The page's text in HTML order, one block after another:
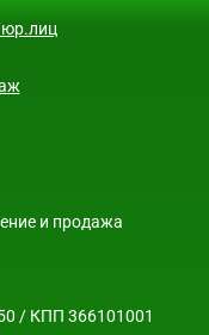
и продажа
/ КПП 366101001